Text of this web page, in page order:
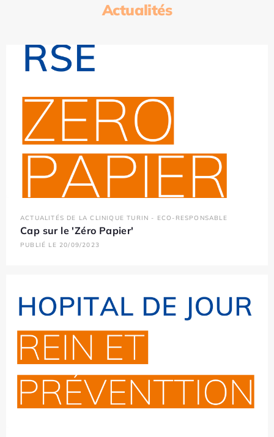
Actualités
ACTUALITÉS DE LA CLINIQUE TURIN - ECO-RESPONSABLE
Cap sur le 'Zéro Papier'
PUBLIÉ LE 20/09/2023